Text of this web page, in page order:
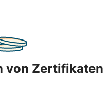
von Zertifikaten